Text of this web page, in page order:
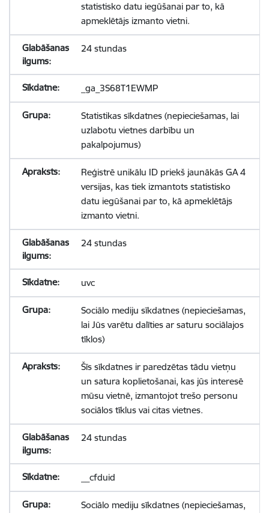
statistisko datu iegūšanai par to, kā
apmeklētājs izmanto vietni.
24 stundas
_ga_3S68T1EWMP
Statistikas sīkdatnes (nepieciešamas, lai
uzlabotu vietnes darbību un
pakalpojumus)
Reģistrē unikālu ID priekš jaunākās GA 4
versijas, kas tiek izmantots statistisko
datu iegūšanai par to, kā apmeklētājs
izmanto vietni.
24 stundas
uvc
Sociālo mediju sīkdatnes (nepieciešamas,
lai Jūs varētu dalīties ar saturu sociālajos
tīklos)
Šīs sīkdatnes ir paredzētas tādu vietņu
un satura koplietošanai, kas jūs interesē
mūsu vietnē, izmantojot trešo personu
sociālos tīklus vai citas vietnes.
24 stundas
__cfduid
Sociālo mediju sīkdatnes (nepieciešamas,